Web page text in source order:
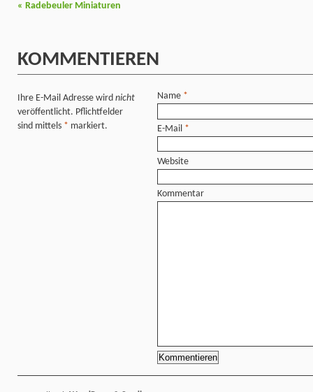
« Radebeuler Miniaturen
KOMMENTIEREN
Ihre E-Mail Adresse wird nicht
veröffentlicht. Pflichtfelder
sind mittels * markiert.
Name *
E-Mail *
Website
Kommentar